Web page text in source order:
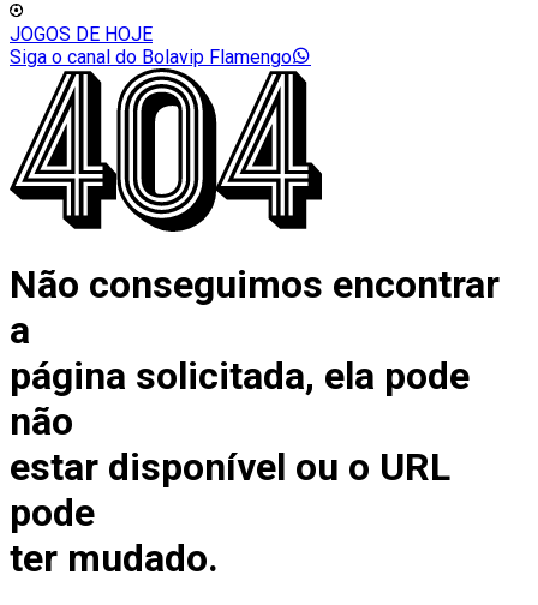
JOGOS DE HOJE
Siga o canal do Bolavip Flamengo
Não conseguimos encontrar
a
página solicitada, ela pode
não
estar disponível ou o URL
pode
ter mudado.